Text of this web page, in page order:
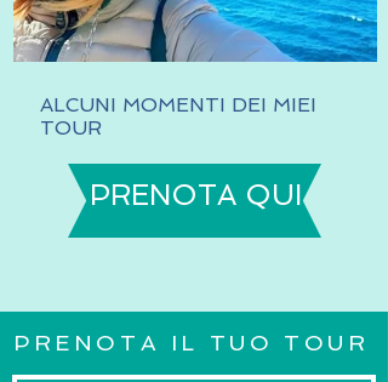
ALCUNI MOMENTI DEI MIEI
TOUR
PRENOTA QUI
PRENOTA IL TUO TOUR